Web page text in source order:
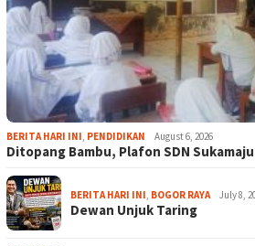
BERITA HARI INI, PENDIDIKAN August 6, 2026
Ditopang Bambu, Plafon SDN
BERITA HARI INI, BOGOR RAYA July 8,
Dewan Unjuk Taring